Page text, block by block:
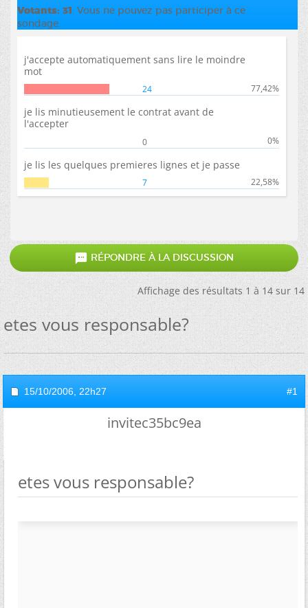
Votants 31. Vous ne pouvez pas participer à ce
sondage.
j'accepte automatiquement sans lire le moindre
mot
24 77,42%
je lis minutieusement le contrat avant de
l'accepter
0 0%
je lis les quelques premieres lignes et je passe
7 22,58%
 RÉPONDRE À LA DISCUSSION
Affichage des résultats 1 à 14 sur 14
etes vous responsable?
15/10/2006, 22h27 #1
invitec35bc9ea
etes vous responsable?